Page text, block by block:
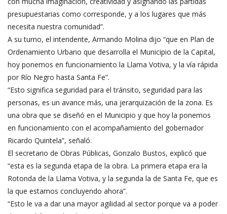
presupuestarias como corresponde, y a los lugares que más
necesita nuestra comunidad”.
A su turno, el intendente, Armando Molina dijo “que en Plan de
Ordenamiento Urbano que desarrolla el Municipio de la Capital,
hoy ponemos en funcionamiento la Llama Votiva, y la vía rápida
por Río Negro hasta Santa Fe”.
“Esto significa seguridad para el tránsito, seguridad para las
personas, es un avance más, una jerarquización de la zona. Es
una obra que se diseñó en el Municipio y que hoy la ponemos
en funcionamiento con el acompañamiento del gobernador
Ricardo Quintela”, señaló.
El secretario de Obras Públicas, Gonzalo Bustos, explicó que
“esta es la segunda etapa de la obra. La primera etapa era la
Rotonda de la Llama Votiva, y la segunda la de Santa Fe, que es
la que estamos concluyendo ahora”.
“Esto le va a dar una mayor agilidad al sector porque va a poder